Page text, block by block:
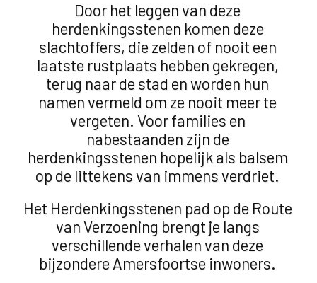
Door het leggen van deze
herdenkingsstenen komen deze
slachtoffers, die zelden of nooit een
laatste rustplaats hebben gekregen,
terug naar de stad en worden hun
namen vermeld om ze nooit meer te
vergeten. Voor families en
nabestaanden zijn de
herdenkingsstenen hopelijk als balsem
op de littekens van immens verdriet.
Het Herdenkingsstenen pad op de Route
van Verzoening brengt je langs
verschillende verhalenvan deze
bijzondere Amersfoortse inwoners.